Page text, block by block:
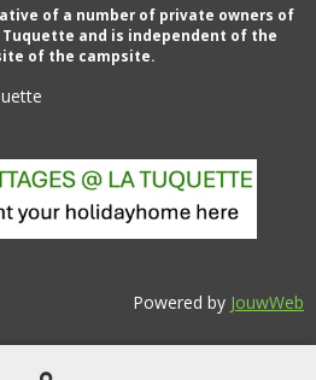
of a number of private owners of
and is independent of the
of the campsite.
Powered by JouwWeb